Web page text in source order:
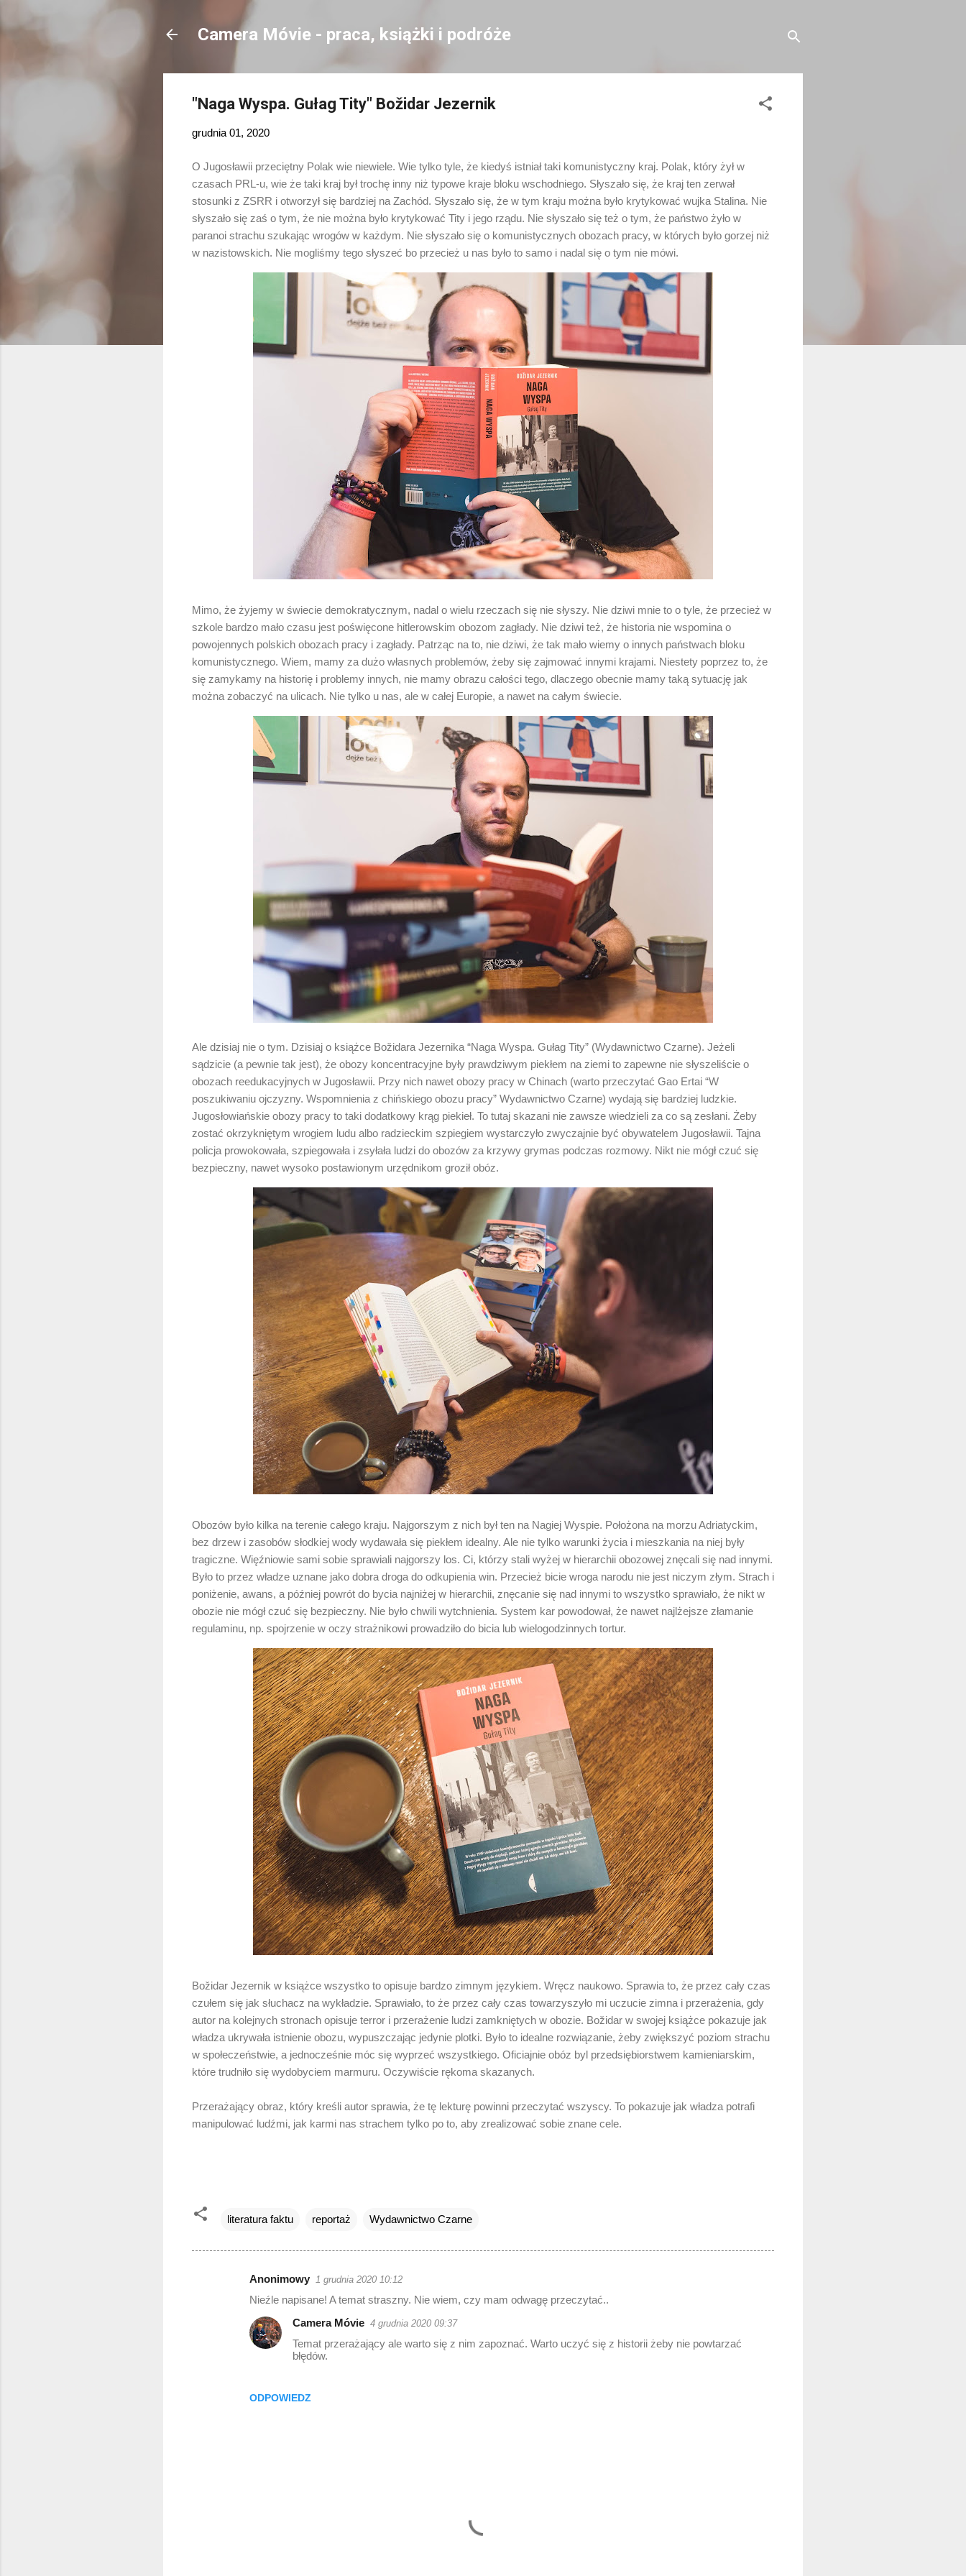
Camera Móvie - praca, książki i podróże
"Naga Wyspa. Gułag Tity" Božidar Jezernik
grudnia 01, 2020
O Jugosławii przeciętny Polak wie niewiele. Wie tylko tyle, że kiedyś istniał taki komunistyczny kraj. Polak, który żył w
czasach PRL-u, wie że taki kraj był trochę inny niż typowe kraje bloku wschodniego. Słyszało się, że kraj ten zerwał
stosunki z ZSRR i otworzył się bardziej na Zachód. Słyszało się, że w tym kraju można było krytykować wujka Stalina. Nie
słyszało się zaś o tym, że nie można było krytykować Tity i jego rządu. Nie słyszało się też o tym, że państwo żyło w
paranoi strachu szukając wrogów w każdym. Nie słyszało się o komunistycznych obozach pracy, w których było gorzej niż
w nazistowskich. Nie mogliśmy tego słyszeć bo przecież u nas było to samo i nadal się o tym nie mówi.
Mimo, że żyjemy w świecie demokratycznym, nadal o wielu rzeczach się nie słyszy. Nie dziwi mnie to o tyle, że przecież w
szkole bardzo mało czasu jest poświęcone hitlerowskim obozom zagłady. Nie dziwi też, że historia nie wspomina o
powojennych polskich obozach pracy i zagłady. Patrząc na to, nie dziwi, że tak mało wiemy o innych państwach bloku
komunistycznego. Wiem, mamy za dużo własnych problemów, żeby się zajmować innymi krajami. Niestety poprzez to, że
się zamykamy na historię i problemy innych, nie mamy obrazu całości tego, dlaczego obecnie mamy taką sytuację jak
można zobaczyć na ulicach. Nie tylko u nas, ale w całej Europie, a nawet na całym świecie.
Ale dzisiaj nie o tym. Dzisiaj o książce Božidara Jezernika “Naga Wyspa. Gułag Tity” (Wydawnictwo Czarne). Jeżeli
sądzicie (a pewnie tak jest), że obozy koncentracyjne były prawdziwym piekłem na ziemi to zapewne nie słyszeliście o
obozach reedukacyjnych w Jugosławii. Przy nich nawet obozy pracy w Chinach (warto przeczytać Gao Ertai “W
poszukiwaniu ojczyzny. Wspomnienia z chińskiego obozu pracy” Wydawnictwo Czarne) wydają się bardziej ludzkie.
Jugosłowiańskie obozy pracy to taki dodatkowy krąg piekieł. To tutaj skazani nie zawsze wiedzieli za co są zesłani. Żeby
zostać okrzykniętym wrogiem ludu albo radzieckim szpiegiem wystarczyło zwyczajnie być obywatelem Jugosławii. Tajna
policja prowokowała, szpiegowała i zsyłała ludzi do obozów za krzywy grymas podczas rozmowy. Nikt nie mógł czuć się
bezpieczny, nawet wysoko postawionym urzędnikom groził obóz.
Obozów było kilka na terenie całego kraju. Najgorszym z nich był ten na Nagiej Wyspie. Położona na morzu Adriatyckim,
bez drzew i zasobów słodkiej wody wydawała się piekłem idealny. Ale nie tylko warunki życia i mieszkania na niej były
tragiczne. Więźniowie sami sobie sprawiali najgorszy los. Ci, którzy stali wyżej w hierarchii obozowej znęcali się nad innymi.
Było to przez władze uznane jako dobra droga do odkupienia win. Przecież bicie wroga narodu nie jest niczym złym. Strach i
poniżenie, awans, a później powrót do bycia najniżej w hierarchii, znęcanie się nad innymi to wszystko sprawiało, że nikt w
obozie nie mógł czuć się bezpieczny. Nie było chwili wytchnienia. System kar powodował, że nawet najlżejsze złamanie
regulaminu, np. spojrzenie w oczy strażnikowi prowadziło do bicia lub wielogodzinnych tortur.
Božidar Jezernik w książce wszystko to opisuje bardzo zimnym językiem. Wręcz naukowo. Sprawia to, że przez cały czas
czułem się jak słuchacz na wykładzie. Sprawiało, to że przez cały czas towarzyszyło mi uczucie zimna i przerażenia, gdy
autor na kolejnych stronach opisuje terror i przerażenie ludzi zamkniętych w obozie. Božidar w swojej książce pokazuje jak
władza ukrywała istnienie obozu, wypuszczając jedynie plotki. Było to idealne rozwiązanie, żeby zwiększyć poziom strachu
w społeczeństwie, a jednocześnie móc się wyprzeć wszystkiego. Oficiajnie obóz byl przedsiębiorstwem kamieniarskim,
które trudniło się wydobyciem marmuru. Oczywiście rękoma skazanych.
Przerażający obraz, który kreśli autor sprawia, że tę lekturę powinni przeczytać wszyscy. To pokazuje jak władza potrafi
manipulować ludźmi, jak karmi nas strachem tylko po to, aby zrealizować sobie znane cele.
literatura faktu reportaż Wydawnictwo Czarne
Anonimowy 1 grudnia 2020 10:12
Nieźle napisane! A temat straszny. Nie wiem, czy mam odwagę przeczytać..
ODPOWIEDZ
Camera Móvie 4 grudnia 2020 09:37
Temat przerażający ale warto się z nim zapoznać. Warto uczyć się z historii żeby nie powtarzać
błędów.